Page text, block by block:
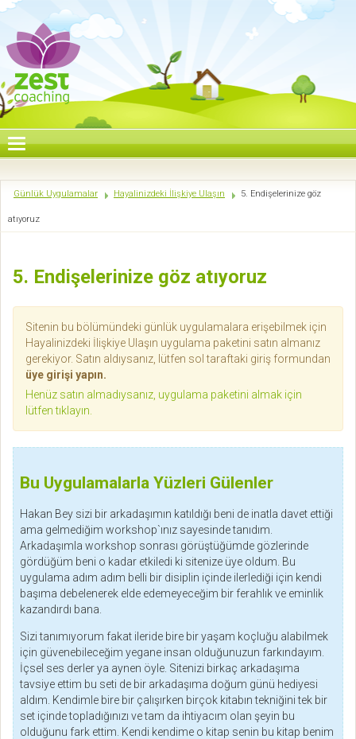
Günlük Uygulamalar Hayalinizdeki İlişkiye Ulaşın 5. Endişelerinize göz
atıyoruz
5. Endişelerinize göz atıyoruz
Sitenin bu bölümündeki günlük uygulamalara erişebilmek için
Hayalinizdeki İlişkiye Ulaşın uygulama paketini satın almanız
gerekiyor. Satın aldıysanız, lütfen sol taraftaki giriş formundan
üye girişi yapın.
Henüz satın almadıysanız, uygulama paketini almak için
lütfen tıklayın.
Bu Uygulamalarla Yüzleri Gülenler
Hakan Bey sizi bir arkadaşımın katıldığı beni de inatla davet ettiği
ama gelmediğim workshop`ınız sayesinde tanıdım.
Arkadaşımla workshop sonrası görüştüğümde gözlerinde
gördüğüm beni o kadar etkiledi ki sitenize üye oldum. Bu
uygulama adım adım belli bir disiplin içinde ilerlediği için kendi
başıma debelenerek elde edemeyeceğim bir ferahlık ve eminlik
kazandırdı bana.
Sizi tanımıyorum fakat ileride bire bir yaşam koçluğu alabilmek
için güvenebileceğim yegane insan olduğunuzun farkındayım.
İçsel ses derler ya aynen öyle. Sitenizi birkaç arkadaşıma
tavsiye ettim bu seti de bir arkadaşıma doğum günü hediyesi
aldım. Kendimle bire bir çalışırken birçok kitabın tekniğini tek bir
set içinde topladığınızı ve tam da ihtiyacım olan şeyin bu
olduğunu fark ettim. Kendi kendime o kitap senin bu kitap benim